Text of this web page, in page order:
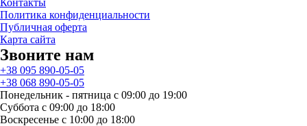
Контакты
Политика конфиденциальности
Публичная оферта
Карта сайта
Звоните нам
+38 095 890-05-05
+38 068 890-05-05
Понедельник - пятница с 09:00 до 19:00
Суббота с 09:00 до 18:00
Воскресенье с 10:00 до 18:00